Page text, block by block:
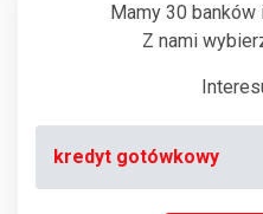
Mamy 30
Z nami
kredyt gotówkowy